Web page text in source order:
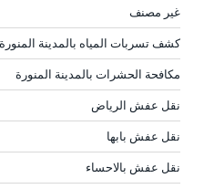
غير مصنف
كشف تسربات المياه بالمدينة المنورة
مكافحة الحشرات بالمدينة المنورة
نقل عفش الرياض
نقل عفش بابها
نقل عفش بالاحساء